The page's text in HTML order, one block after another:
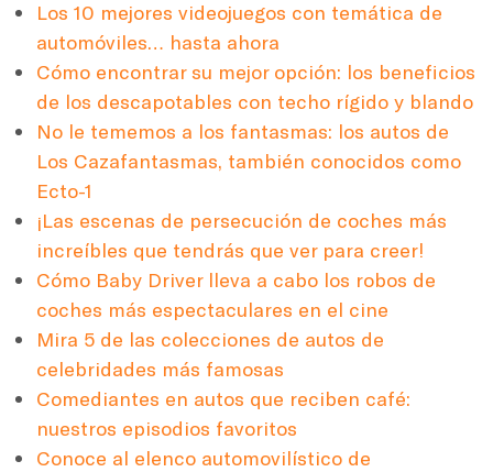
Los 10 mejores videojuegos con temática de
automóviles… hasta ahora
Cómo encontrar su mejor opción: los beneficios
de los descapotables con techo rígido y blando
No le tememos a los fantasmas: los autos de
Los Cazafantasmas, también conocidos como
Ecto-1
¡Las escenas de persecución de coches más
increíbles que tendrás que ver para creer!
Cómo Baby Driver lleva a cabo los robos de
coches más espectaculares en el cine
Mira 5 de las colecciones de autos de
celebridades más famosas
Comediantes en autos que reciben café:
nuestros episodios favoritos
Conoce al elenco automovilístico de